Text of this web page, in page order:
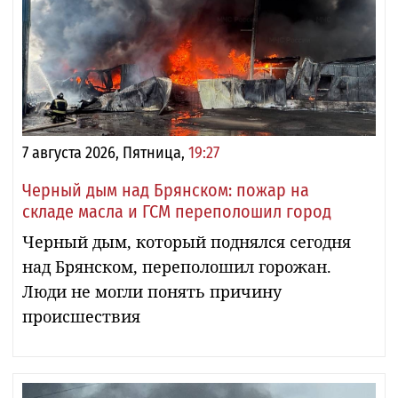
7 августа 2026, Пятница, 19:27
Черный дым над Брянском: пожар на
складе масла и ГСМ переполошил город
Черный дым, который поднялся сегодня
над Брянском, переполошил горожан.
Люди не могли понять причину
происшествия